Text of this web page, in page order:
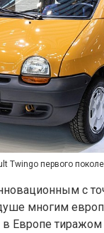
Twingo первого
с
многим
Европе тиражом